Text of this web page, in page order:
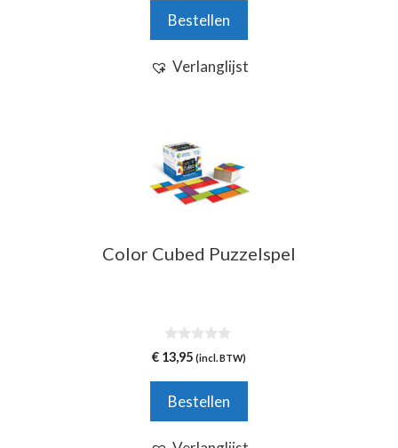
Bestellen
Verlanglijst
Color Cubed Puzzelspel
0
v
5
€ 13,95 (incl. BTW)
Bestellen